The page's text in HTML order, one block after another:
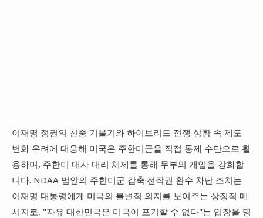
이재명 정권의 친중 기울기와 하이브리드 전쟁 상황 속 제도
변화 우려에 대응해 미국은 주한미군을 직접 통제 수단으로 활
용하며, 주한미 대사 대리 체제를 통해 무부의 개입을 강화합
니다. NDAA 법안의 주한미군 감축·전작권 환수 차단 조치는
이재명 대통령에게 미국의 불변적 의지를 보여주는 상징적 메
시지로, "자유 대한민국은 미국이 포기할 수 없다"는 입장을 명